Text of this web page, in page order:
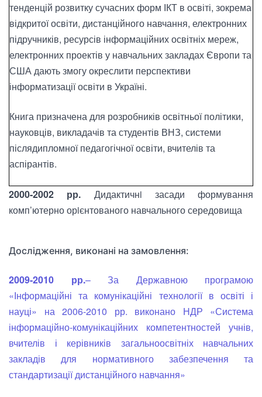
тенденцій розвитку сучасних форм ІКТ в освіті, зокрема
відкритої освіти, дистанційного навчання, електронних
підручників, ресурсів інформаційних освітніх мереж,
електронних проектів у навчальних закладах Європи та
США дають змогу окреслити перспективи
інформатизації освіти в Україні.
Книга призначена для розробників освітньої політики,
науковців, викладачів та студентів ВНЗ, системи
післядипломної педагогічної освіти, вчителів та
аспірантів.
2000-2002 рр. Дидактичнi засади формування
комп’ютерно орiєнтованого навчального середовища
Дослідження, виконані на замовлення:
2009-2010 рр.– За Державною програмою
«Інформаційні та комунікаційні технології в освіті і
науці» на 2006-2010 рр. виконано НДР «Система
інформаційно-комунікаційних компетентностей учнів,
вчителів і керівників загальноосвітніх навчальних
закладів для нормативного забезпечення та
стандартизації дистанційного навчання»